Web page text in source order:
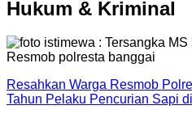
Hukum & Kriminal
Resahkan Warga Resmob
Tahun Pelaku Pencurian Sapi